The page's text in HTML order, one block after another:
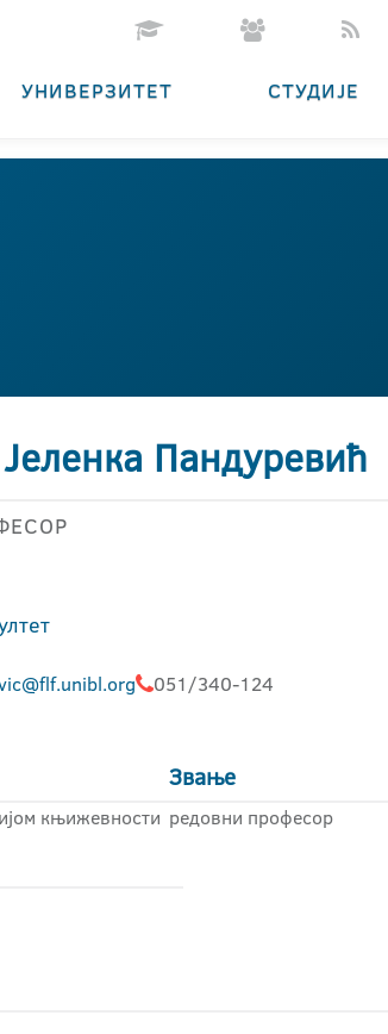
УНИВЕРЗИТЕТ СТУДИЈЕ
Пандуревић
051/340-124
књижевности
Звање
редовни професор